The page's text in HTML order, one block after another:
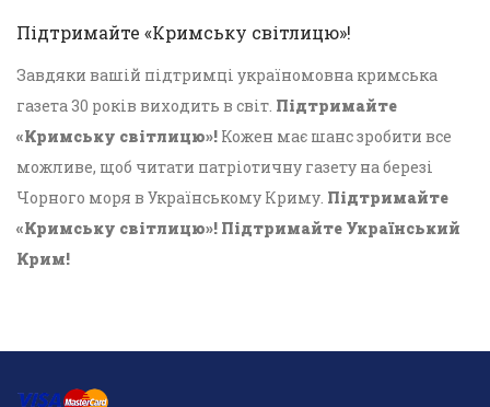
Підтримайте «Кримську світлицю»!
Завдяки вашій підтримці україномовна кримська
газета 30 років виходить в світ. Підтримайте
«Кримську світлицю»! Кожен має шанс зробити все
можливе, щоб читати патріотичну газету на березі
Чорного моря в Українському Криму. Підтримайте
«Кримську світлицю»! Підтримайте Український
Крим!